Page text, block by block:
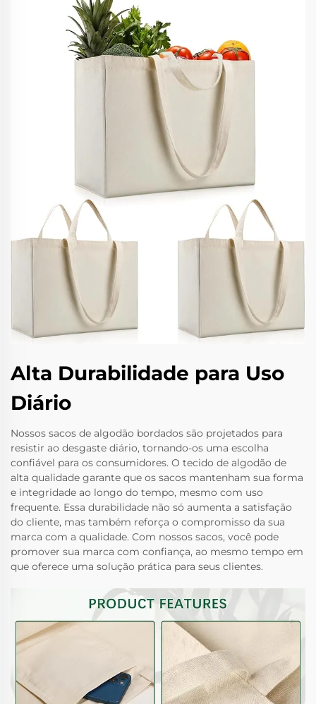
Alta Durabilidade para Uso
Diário
Nossos sacos de algodão bordados são projetados para
resistir ao desgaste diário, tornando-os uma escolha
confiável para os consumidores. O tecido de algodão de
alta qualidade garante que os sacos mantenham sua forma
e integridade ao longo do tempo, mesmo com uso
frequente. Essa durabilidade não só aumenta a satisfação
do cliente, mas também reforça o compromisso da sua
marca com a qualidade. Com nossos sacos, você pode
promover sua marca com confiança, ao mesmo tempo em
que oferece uma solução prática para seus clientes.